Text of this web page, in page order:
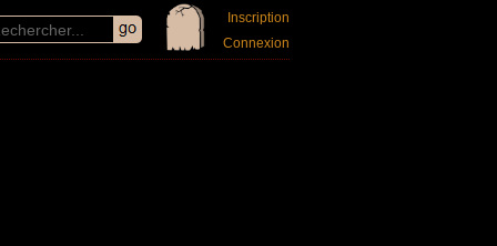
Inscription
Connexion